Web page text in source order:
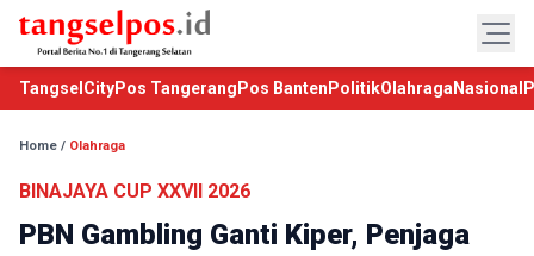
TangselCityPos Tangerang Pos Banten PolitikOlahraga Nasional
Home / Olahraga
BINAJAYA CUP XXVII 2026
PBN Gambling Ganti Kiper, Penjaga